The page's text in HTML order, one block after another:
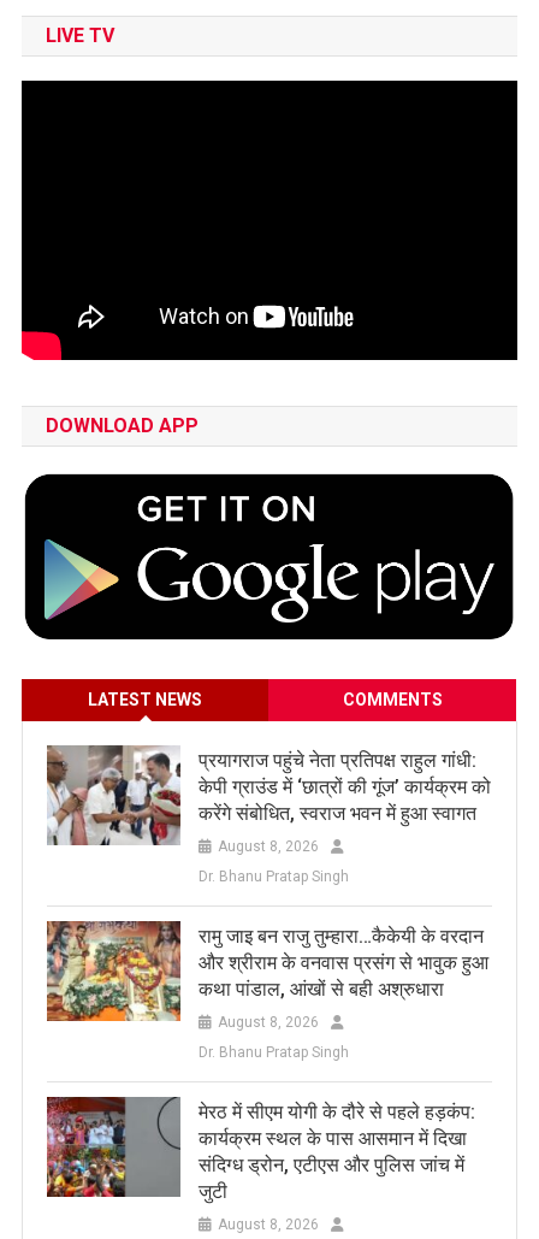
LIVE TV
DOWNLOAD APP
LATEST NEWS COMMENTS
प्रयागराज पहुंचे नेता प्रतिपक्ष राहुल गांधी:
केपी ग्राउंड में ‘छात्रों की गूंज’ कार्यक्रम को
करेंगे संबोधित, स्वराज भवन में हुआ स्वागत
August 8, 2026
Dr. Bhanu Pratap Singh
रामु जाइ बन राजु तुम्हारा…कैकेयी के वरदान
और श्रीराम के वनवास प्रसंग से भावुक हुआ
कथा पांडाल, आंखों से बही अश्रुधारा
August 8, 2026
Dr. Bhanu Pratap Singh
मेरठ में सीएम योगी के दौरे से पहले हड़कंप:
कार्यक्रम स्थल के पास आसमान में दिखा
संदिग्ध ड्रोन, एटीएस और पुलिस जांच में
जुटी
August 8, 2026